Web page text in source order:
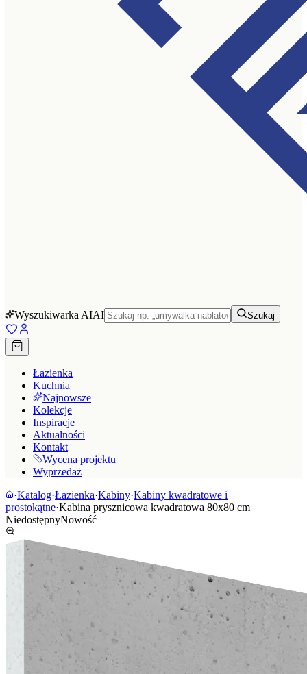
Wyszukiwarka AIAI Szukaj
Łazienka
Kuchnia
Najnowsze
Kolekcje
Inspiracje
Aktualności
Kontakt
Wycena projektu
Wyprzedaż
·Katalog·Łazienka·Kabiny·Kabiny kwadratowe i
prostokątne·Kabina prysznicowa kwadratowa 80x80 cm
NiedostępnyNowość